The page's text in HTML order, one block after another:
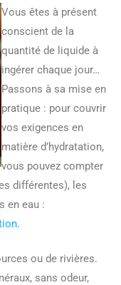
Vous êtes à présent
conscient de la
quantité de liquide à
ingérer chaque jour…
Passons à sa mise en
pratique : pour couvrir
vos exigences en
matière d’hydratation,
vous pouvez compter
différentes), les
en eau :
.
ou de rivières.
sans odeur,